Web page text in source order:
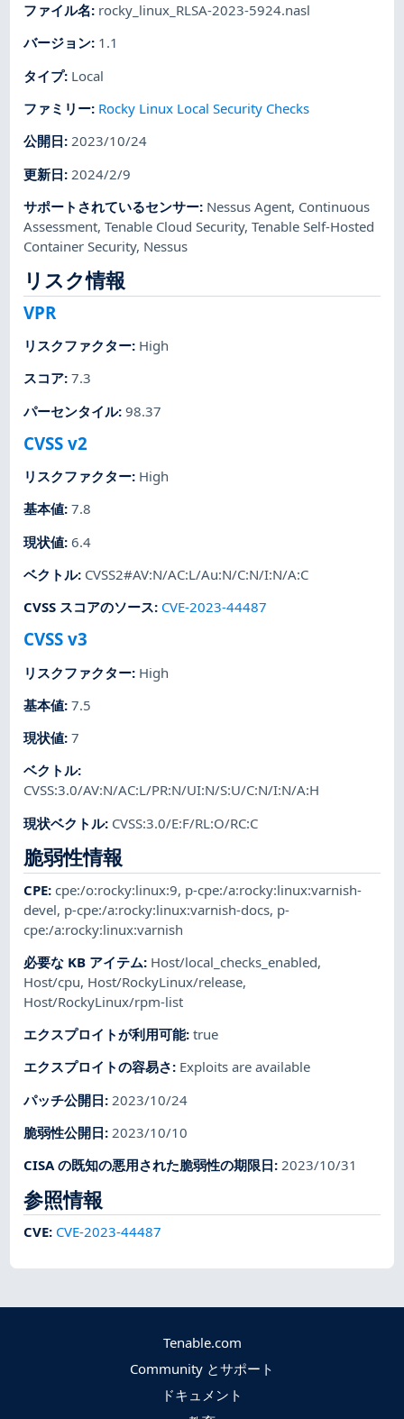
ファイル名: rocky_linux_RLSA-2023-5924.nasl
バージョン: 1.1
タイプ: Local
ファミリー: Rocky Linux Local Security Checks
公開日:2023/10/24
更新日: 2024/2/9
サポートされているセンサー: Nessus Agent, Continuous
Assessment,Tenable Cloud Security,Tenable Self-Hosted
Container Security, Nessus
リスク情報
VPR
リスクファクター: High
スコア:7.3
パーセンタイル:98.37
CVSS v2
リスクファクター: High
基本値:7.8
現状値:6.4
ベクトル: CVSS2#AV:N/AC:L/Au:N/C:N/I:N/A:C
CVSS スコアのソース: CVE-2023-44487
CVSS v3
リスクファクター: High
基本値:7.5
現状値:7
ベクトル:
CVSS:3.0/AV:N/AC:L/PR:N/UI:N/S:U/C:N/I:N/A:H
現状ベクトル: CVSS:3.0/E:F/RL:O/RC:C
脆弱性情報
CPE:cpe:/o:rocky:linux:9, p-cpe:/a:rocky:linux:varnish-
devel, p-cpe:/a:rocky:linux:varnish-docs, p-
cpe:/a:rocky:linux:varnish
必要な KB アイテム: Host/local_checks_enabled,
Host/cpu, Host/RockyLinux/release,
Host/RockyLinux/rpm-list
エクスプロイトが利用可能:true
エクスプロイトの容易さ: Exploits are available
パッチ公開日: 2023/10/24
脆弱性公開日:2023/10/10
CISA の既知の悪用された脆弱性の期限日:2023/10/31
参照情報
CVE: CVE-2023-44487
Tenable.com
Community とサポート
ドキュメント